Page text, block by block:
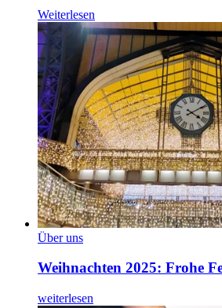
Weiterlesen
Über uns
Weihnachten 2025: Frohe
weiterlesen